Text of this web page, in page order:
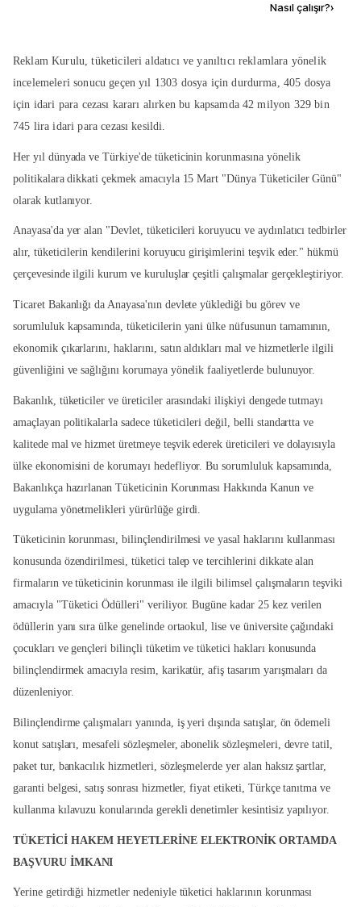
Nasıl çalışır?›
Reklam Kurulu, tüketicileri aldatıcı ve yanıltıcı reklamlara yönelik
incelemeleri sonucu geçen yıl 1303 dosya için durdurma, 405 dosya
için idari para cezası kararı alırken bu kapsamda 42 milyon 329 bin
745 lira idari para cezası kesildi.
Her yıl dünyada ve Türkiye'de tüketicinin korunmasına yönelik
politikalara dikkati çekmek amacıyla 15 Mart "Dünya Tüketiciler Günü"
olarak kutlanıyor.
Anayasa'da yer alan "Devlet, tüketicileri koruyucu ve aydınlatıcı tedbirler
alır, tüketicilerin kendilerini koruyucu girişimlerini teşvik eder." hükmü
çerçevesinde ilgili kurum ve kuruluşlar çeşitli çalışmalar gerçekleştiriyor.
Ticaret Bakanlığı da Anayasa'nın devlete yüklediği bu görev ve
sorumluluk kapsamında, tüketicilerin yani ülke nüfusunun tamamının,
ekonomik çıkarlarını, haklarını, satın aldıkları mal ve hizmetlerle ilgili
güvenliğini ve sağlığını korumaya yönelik faaliyetlerde bulunuyor.
Bakanlık, tüketiciler ve üreticiler arasındaki ilişkiyi dengede tutmayı
amaçlayan politikalarla sadece tüketicileri değil, belli standartta ve
kalitede mal ve hizmet üretmeye teşvik ederek üreticileri ve dolayısıyla
ülke ekonomisini de korumayı hedefliyor. Bu sorumluluk kapsamında,
Bakanlıkça hazırlanan Tüketicinin Korunması Hakkında Kanun ve
uygulama yönetmelikleri yürürlüğe girdi.
Tüketicinin korunması, bilinçlendirilmesi ve yasal haklarını kullanması
konusunda özendirilmesi, tüketici talep ve tercihlerini dikkate alan
firmaların ve tüketicinin korunması ile ilgili bilimsel çalışmaların teşviki
amacıyla "Tüketici Ödülleri" veriliyor. Bugüne kadar 25 kez verilen
ödüllerin yanı sıra ülke genelinde ortaokul, lise ve üniversite çağındaki
çocukları ve gençleri bilinçli tüketim ve tüketici hakları konusunda
bilinçlendirmek amacıyla resim, karikatür, afiş tasarım yarışmaları da
düzenleniyor.
Bilinçlendirme çalışmaları yanında, iş yeri dışında satışlar, ön ödemeli
konut satışları, mesafeli sözleşmeler, abonelik sözleşmeleri, devre tatil,
paket tur, bankacılık hizmetleri, sözleşmelerde yer alan haksız şartlar,
garanti belgesi, satış sonrası hizmetler, fiyat etiketi, Türkçe tanıtma ve
kullanma kılavuzu konularında gerekli denetimler kesintisiz yapılıyor.
TÜKETİCİ HAKEM HEYETLERİNE ELEKTRONİK ORTAMDA
BAŞVURU İMKANI
Yerine getirdiği hizmetler nedeniyle tüketici haklarının korunması